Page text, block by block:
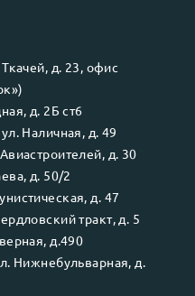
Ткачей, д. 23, офис
д. 2Б ст6
Наличная, д. 49
Авиастроителей, д. 30
д. 50/2
д. 47
тракт, д. 5
д.490
Нижнебульварная, д.